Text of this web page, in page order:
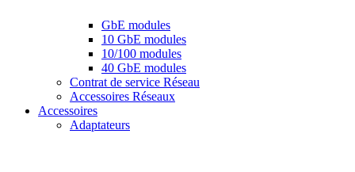
GbE modules
10 GbE modules
10/100 modules
40 GbE modules
Contrat de service Réseau
Accessoires Réseaux
Accessoires
Adaptateurs